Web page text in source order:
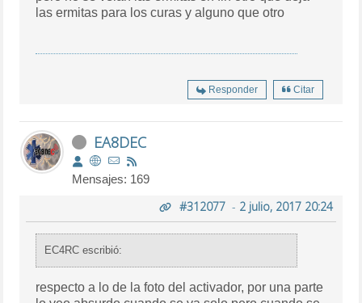
las ermitas para los curas y alguno que otro
Responder Citar
EA8DEC
Mensajes: 169
#312077- 2 julio, 2017 20:24
EC4RC escribió:
respecto a lo de la foto del activador, por una parte